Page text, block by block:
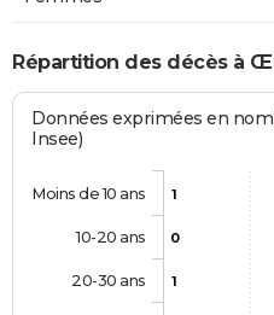
Répartition des décès à
Données exprimées en
Insee)
1
0
1
Moins de 10 ans
10-20 ans
20-30 ans